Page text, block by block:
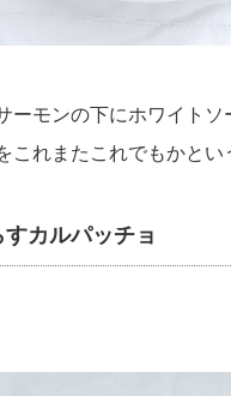
ーモンの下にホワイト
これまたこれでもかとい
カルパッチョ